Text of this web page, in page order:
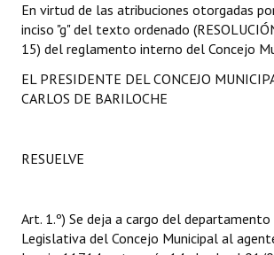
Resoluciones de Presidencia
INSTITUCIONAL
Antiguos Pobladores
Registros y Distinciones
Premio al Mérito - Registro
En virtud de las atribuciones otorgadas
inciso "g" del texto ordenado
15) del reglamento interno del Concejo
EL PRESIDENTE DEL CONCEJO
CARLOS DE BARILOCHE
RESUELVE
Art. 1.º) Se deja a cargo del departamento
Legislativa del Concejo Municipal al